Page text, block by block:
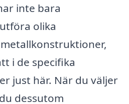
inte bara
olika
i de specifika
just här. När du väljer
dessutom